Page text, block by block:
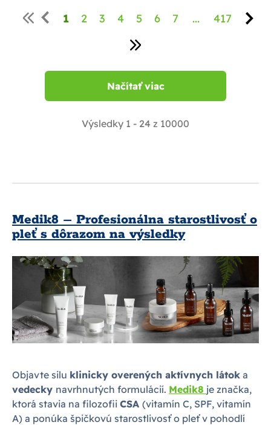
1 2 3 4 5 6 7 ... 417
Načítať viac
Výsledky 1 - 24 z 10000
Medik8 – Profesionálna starostlivosť o
pleť s dôrazom na výsledky
Objavte silu klinicky overených aktívnych látok a
vedecky navrhnutých formulácií. Medik8 je značka,
ktorá stavia na filozofii CSA (vitamín C, SPF, vitamín
A) a ponúka špičkovú starostlivosť o pleť v pohodlí